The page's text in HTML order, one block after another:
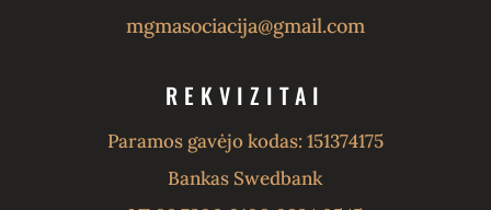
mgmasociacija@gmail.com
REKVIZITAI
Paramos gavėjo kodas: 151374175
Bankas Swedbank